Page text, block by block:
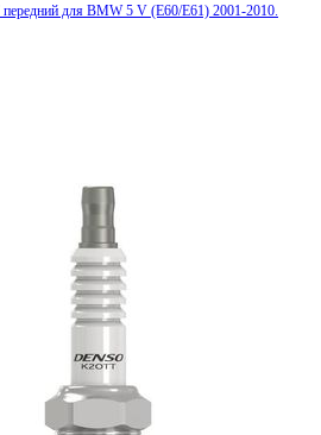
для BMW 5 V (E60/E61) 2001-2010.